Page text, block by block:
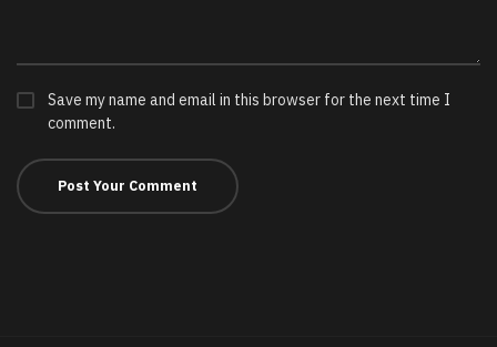
Save my name and email in this browser for the next time I
comment.